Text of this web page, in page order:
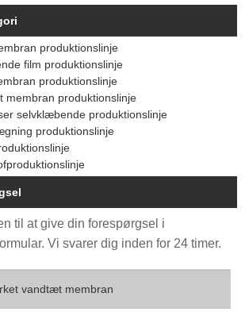
produktionslinje
film produktionslinje
produktionslinje
membran produktionslinje
selvklæbende produktionslinje
produktionslinje
til at give din forespørgsel i
Vi svarer dig inden for 24 timer.